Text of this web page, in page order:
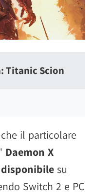
Titanic Scion
il particolare
Daemon X
disponibile su
Switch 2 e PC